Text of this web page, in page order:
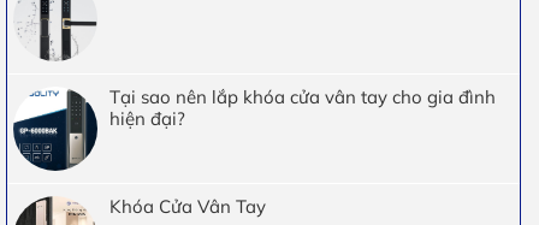
Tại sao nên lắp khóa cửa vân tay cho gia đình
hiện đại?
Khóa Cửa Vân Tay